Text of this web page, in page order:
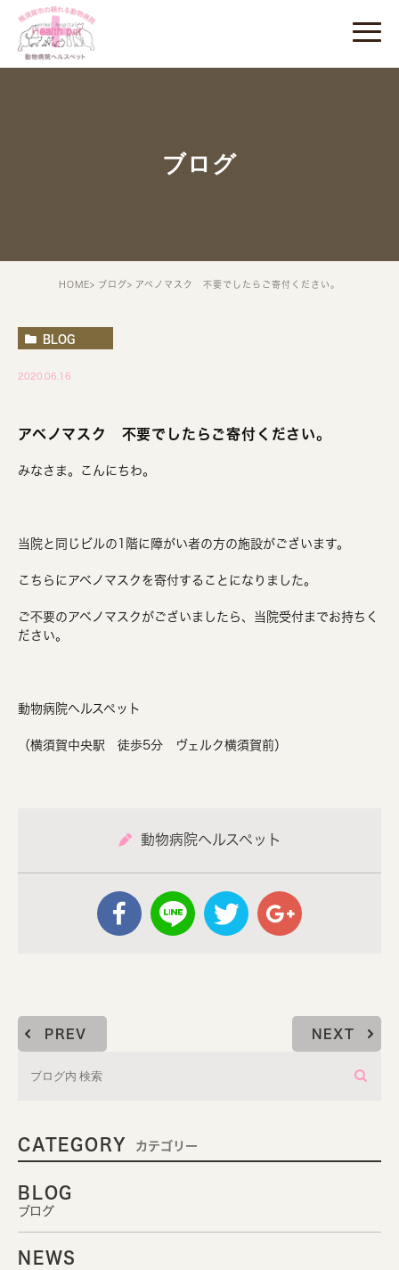
ブログ
HOME ブログ アベノマスク 不要でしたらご寄付ください。
BLOG
2020.06.16
アベノマスク 不要でしたらご寄付ください。
みなさま。こんにちわ。
当院と同じビルの1階に障がい者の方の施設がございます。
こちらにアベノマスクを寄付することになりました。
ご不要のアベノマスクがございましたら、当院受付までお持ちく
ださい。
動物病院ヘルスペット
（横須賀中央駅 徒歩5分 ヴェルク横須賀前）
動物病院ヘルスペット
PREV NEXT
CATEGORY カテゴリー
BLOG
ブログ
NEWS